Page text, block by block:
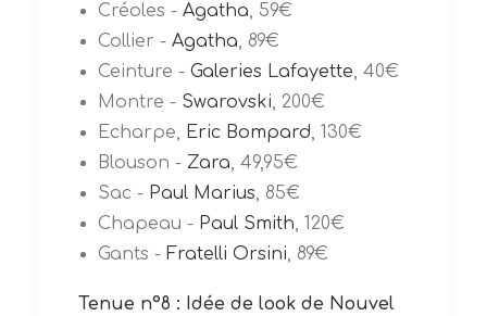
Créoles - Agatha, 59€
Collier - Agatha, 89€
Ceinture - Galeries Lafayette, 40€
Montre - Swarovski, 200€
Echarpe, Eric Bompard, 130€
Blouson - Zara, 49,95€
Sac - Paul Marius, 85€
Chapeau - Paul Smith, 120€
Gants - Fratelli Orsini, 89€
Tenue n°8 : Idée de look de Nouvel